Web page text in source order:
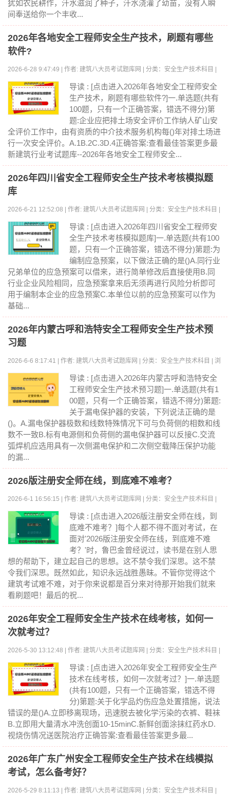
犹如农民耕作，汗水滋润了种子，汗水浇灌了幼苗，没有人瞬
间奉送给你一个丰收...
2026年各地安全工程师安全生产技术，刷题有哪些
软件?
2026-6-28 9:47:49 | 作者: 建筑八大员考试题库网 | 分类：安全生产技术科目 |
浏览:0
导读 : [点击进入2026年各地安全工程师安全
生产技术，刷题有哪些软件?]一.单选题(共有
100题，只有一个正确答案，错选不得分)第
题:企业应把排土场安全评价工作纳人矿山安
全评价工作中，由有资质的中介技术服务机构每()年对排土场进
行一次安全评价。A.1B.2C.3D.4正确答案:查看最佳答案更多最
新建筑行业考试题库--2026年各地安全工程师安全...
2026年四川省安全工程师安全生产技术考核模拟题
库
2026-6-21 12:52:08 | 作者: 建筑八大员考试题库网 | 分类：安全生产技术科目 |
浏览:0
导读 : [点击进入2026年四川省安全工程师安
全生产技术考核模拟题库]一.单选题(共有100
题，只有一个正确答案，错选不得分)第题:为
编制应急预案，以下做法正确的是()A.同行业
兄弟单位的应急预案可以借来，进行简单修改后直接使用B.同
行业企业风险相同，应急预案拿来后无须再进行风险分析即可
用于编制本企业的应急预案C.本单位以前的应急预案可以作为
基础...
2026年内蒙古呼和浩特安全工程师安全生产技术预
习题
2026-6-6 8:17:41 | 作者: 建筑八大员考试题库网 | 分类：安全生产技术科目 | 浏
导读 : [点击进入2026年内蒙古呼和浩特安全
工程师安全生产技术预习题]一.单选题(共有1
00题，只有一个正确答案，错选不得分)第题:
关于漏电保护器的安装，下列说法正确的是
()。A.漏电保护器极数和线数特殊情况下可与负荷侧的相数和线
数不一致B.标有电源侧和负荷侧的漏电保护器可以反接C.交流
弧焊机应选用具有一次侧漏电保护和二次侧空载降压保护功能
的漏...
2026版注册安全师在线，到底难不难考？
2026-6-1 16:56:15 | 作者: 建筑八大员考试题库网 | 分类：安全生产技术科目 |
浏览:0
导读 : [点击进入2026版注册安全师在线，到
底难不难考？]每个人都不得不面对考试，在
面对'2026版注册安全师在线，到底难不难
考？'时，鲁巴金曾经说过，读书是在别人思
想的帮助下，建立起自己的思想。这不禁令我们深思。这不禁
令我们深思。既然如此，知识永远战胜愚昧。不管你觉得这个
建筑考试难不难，对于你来说都是百分来对待那开始我们就来
看刷题吧！最后的祝...
2026年安全工程师安全生产技术在线考核，如何一
次就考过？
2026-5-30 13:12:48 | 作者: 建筑八大员考试题库网 | 分类：安全生产技术科目 |
浏览:0
导读 : [点击进入2026年安全工程师安全生产
技术在线考核，如何一次就考过？]一.单选题
(共有100题，只有一个正确答案，错选不得
分)第题:关于化学品灼伤应急处置措施，说法
错误的是()A.立即移离现场，迅速脱去被化学污染的衣裤、鞋袜
B.立即用大量清水冲洗创面10-15minC.新鲜创面涂抹红药水D.
视烧伤情况送医院治疗正确答案:查看最佳答案更多最...
2026年广东广州安全工程师安全生产技术在线模拟
考试，怎么备考好？
2026-5-29 8:11:13 | 作者: 建筑八大员考试题库网 | 分类：安全生产技术科目 |